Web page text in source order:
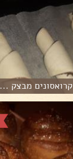
קרואסונים מבצק ...